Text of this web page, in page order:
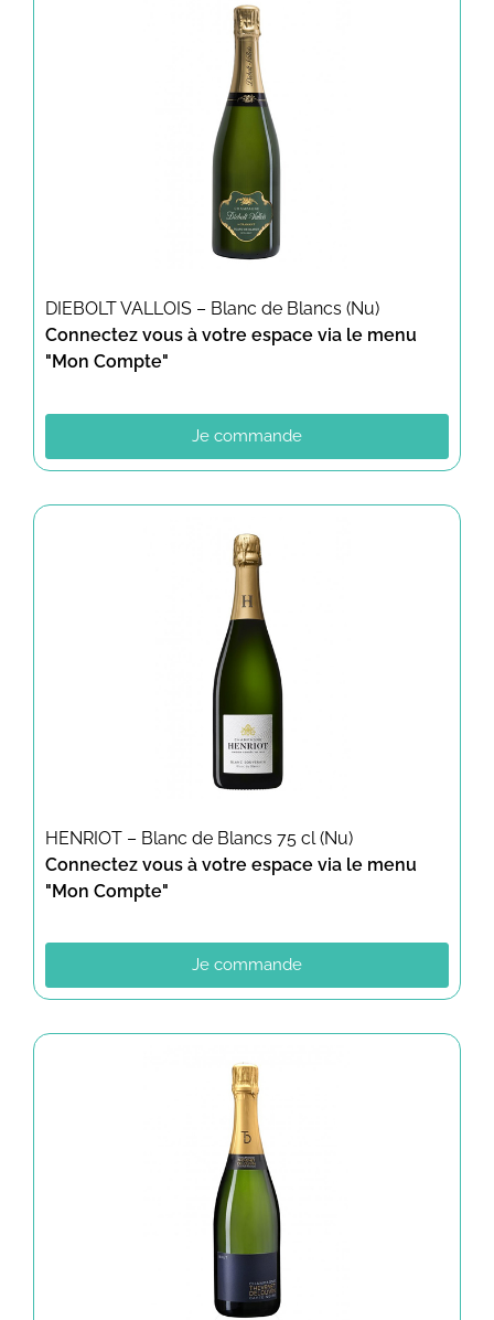
DIEBOLT VALLOIS – Blanc de Blancs (Nu)
Connectez vous à votre espace via le menu
"Mon Compte"
Je commande
HENRIOT – Blanc de Blancs 75 cl (Nu)
Connectez vous à votre espace via le menu
"Mon Compte"
Je commande